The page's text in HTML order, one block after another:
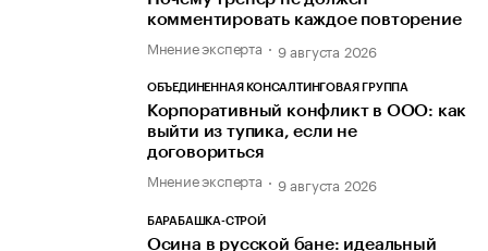
комментировать каждое повторение
Мнение эксперта 9 августа 2026
ОБЪЕДИНЕННАЯ КОНСАЛТИНГОВАЯ ГРУППА
Корпоративный конфликт в ООО: как
выйти из тупика, если не
договориться
Мнение эксперта 9 августа 2026
БАРАБАШКА-СТРОЙ
Осина в русской бане: идеальный